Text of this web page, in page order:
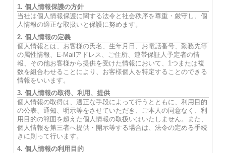
1. 個人情報保護の方針
当社は個人情報保護に関する法令と社会秩序を尊重・厳守し、個
人情報の適正な取扱いと保護に努めます。
2. 個人情報の定義
個人情報とは、お客様の氏名、生年月日、お電話番号、勤務先等
の属性情報、E-Mailアドレス、ご住所、連帯保証人予定者の情
報、その他お客様から提供を受けた情報において、1つまたは複
数を組合わせることにより、お客様個人を特定することのできる
情報をいいます。
3. 個人情報の取得、利用、提供
個人情報の取得は、適正な手段によって行うとともに、利用目的
の公表、通知、明示等をさせていただき、ご本人の同意なく、利
用目的の範囲を超えた個人情報の取扱いはいたしません。また、
個人情報を第三者へ提供・開示等する場合は、法令の定める手続
きに則って行います。
4. 個人情報の利用目的